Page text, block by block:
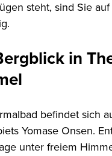
steht, sind Sie
in
befindet sich
Yomase Onsen.
unter freiem